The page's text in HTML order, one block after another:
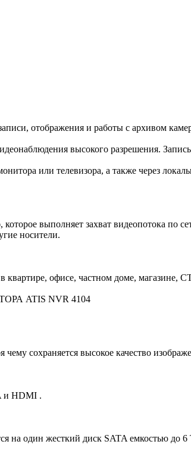
отображения и работы с архивом
высокого разрешения.
или телевизора, а также через
выполняет захват видеопотока по
носители.
офисе, частном доме, магазине,
ATIS NVR 4104
сохраняется высокое качество
и HDMI .
один жесткий диск SATA емкостью до